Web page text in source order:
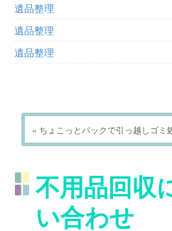
遺品整理
遺品整理
遺品整理
« ちょこっとパックで引っ越しゴミ
不用品回収
い合わせ